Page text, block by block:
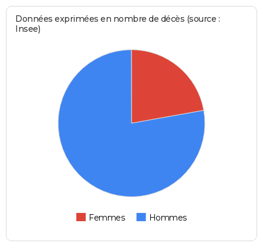
Données exprimées en nombre de décès (source :
Insee)
Femmes Hommes